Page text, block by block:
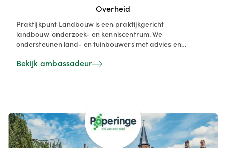
Overheid
Praktijkpunt Landbouw is een praktijkgericht
landbouw‑onderzoek- en kenniscentrum. We
ondersteunen land- en tuinbouwers met advies en
waterkwaliteit, gewasbescherming en duurzame teelten.
Bekijk ambassadeur